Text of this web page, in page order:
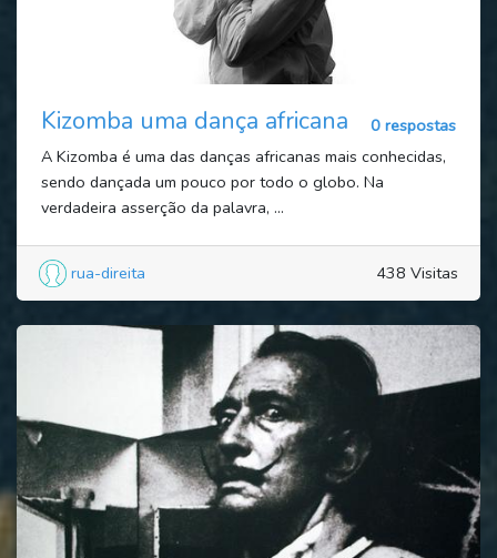
Kizomba uma dança africana
0 respostas
A Kizomba é uma das danças africanas mais conhecidas,
sendo dançada um pouco por todo o globo. Na
verdadeira asserção da palavra, ...
rua-direita 438 Visitas